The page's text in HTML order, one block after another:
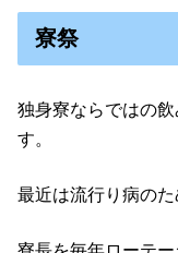
寮祭
独身寮ならではの
す。
最近は流行り病のた